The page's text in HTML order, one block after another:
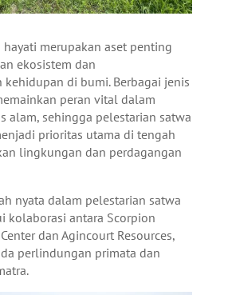
hayati merupakan aset penting
ekosistem dan
kehidupan di bumi. Berbagai jenis
peran vital dalam
alam, sehingga pelestarian satwa
prioritas utama di tengah
lingkungan dan perdagangan
nyata dalam pelestarian satwa
kolaborasi antara Scorpion
dan Agincourt Resources,
perlindungan primata dan